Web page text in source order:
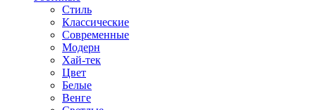
Стиль
Классические
Современные
Модерн
Хай-тек
Цвет
Белые
Венге